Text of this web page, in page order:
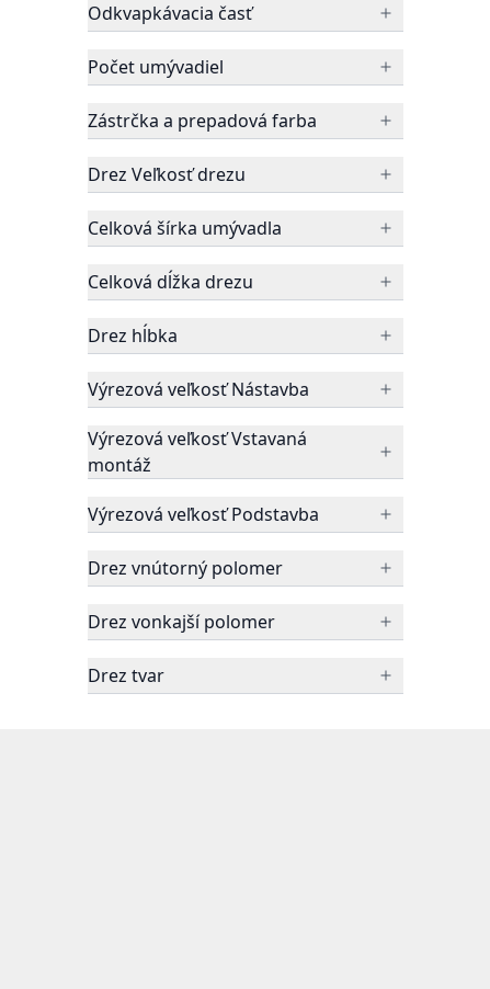
Odkvapkávacia časť
Počet umývadiel
Zástrčka a prepadová farba
Drez Veľkosť drezu
Celková šírka umývadla
Celková dĺžka drezu
Drez hĺbka
Výrezová veľkosť Nástavba
Výrezová veľkosť Vstavaná
montáž
Výrezová veľkosť Podstavba
Drez vnútorný polomer
Drez vonkajší polomer
Drez tvar